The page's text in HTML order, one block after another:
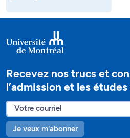
Recevez nos trucs et
l’admission et les études
Je veux m'abonner